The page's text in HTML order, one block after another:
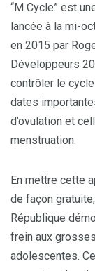
“M Cycle” est
lancée à la mi-
en 2015 par
Développeurs
contrôler le
dates
d’ovulation et
menstruation.
En mettre cette
de façon
République
frein aux
adolescentes.